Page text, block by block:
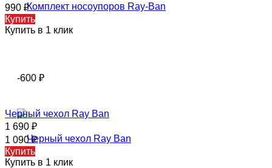
990 ₽
Купить
Купить в 1 клик
-600 ₽
Черный чехол Ray Ban
1 690 ₽
1 090₽
Купить
Купить в 1 клик